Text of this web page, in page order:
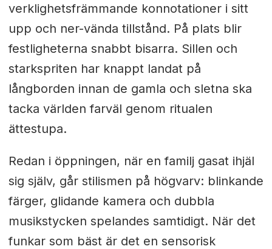
verklighetsfrämmande konnotationer i sitt
upp och ner-vända tillstånd. På plats blir
festligheterna snabbt bisarra. Sillen och
starkspriten har knappt landat på
långborden innan de gamla och sletna ska
tacka världen farväl genom ritualen
ättestupa.
Redan i öppningen, när en familj gasat ihjäl
sig själv, går stilismen på högvarv: blinkande
färger, glidande kamera och dubbla
musikstycken spelandes samtidigt. När det
funkar som bäst är det en sensorisk